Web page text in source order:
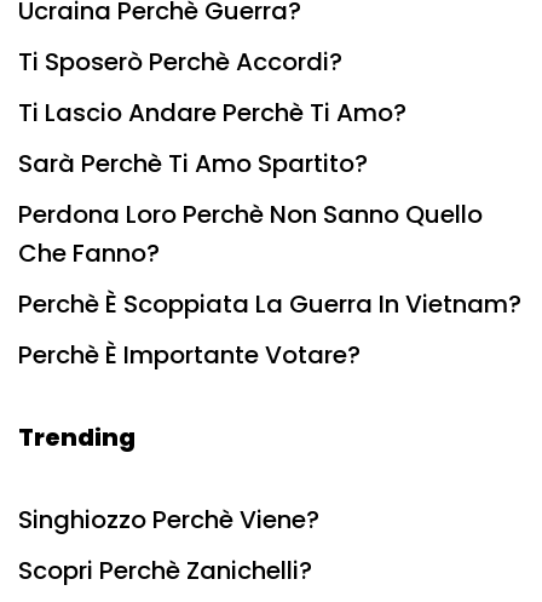
Ucraina Perchè Guerra?
Ti Sposerò Perchè Accordi?
Ti Lascio Andare Perchè Ti Amo?
Sarà Perchè Ti Amo Spartito?
Perdona Loro Perchè Non Sanno Quello
Che Fanno?
Perchè È Scoppiata La Guerra In Vietnam?
Perchè È Importante Votare?
Trending
Singhiozzo Perchè Viene?
Scopri Perchè Zanichelli?